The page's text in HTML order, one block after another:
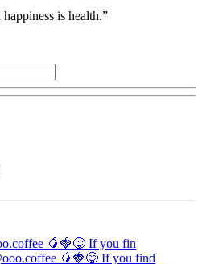
is health.”
🥭🍓😋 If you fin